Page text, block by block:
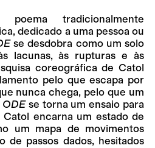
tradicionalmente
dedicado a uma pessoa ou
se desdobra como um solo
lacunas, às rupturas e às
coreográfica de Catol
pelo que escapa por
nunca chega, pelo que um
ODEse torna um ensaio para
Catol encarna um estado de
um mapa de movimentos
de passos dados, hesitados